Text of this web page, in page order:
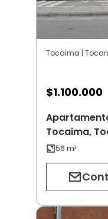
Tocaima |
$1.100.000
Tocaima,